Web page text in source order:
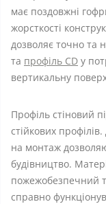
має поздовжні
жорсткості
дозволяє точно та
та профіль CD у
вертикальну
Профіль стіновий
стійкових
на монтаж
будівництво.
пожежобезпечний
справно